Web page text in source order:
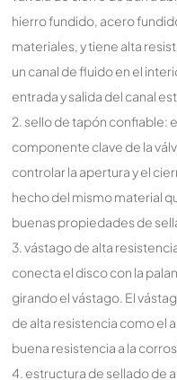
hierro fundido, acero
materiales, y tiene alta
un canal de fluido en el
entrada y salida del canal
2. sello de tapón confiable:
componente clave de la
controlar la apertura y el
hecho del mismo material
buenas propiedades de
3. vástago de alta
conecta el disco con la
girando el vástago. El
de alta resistencia como el
buena resistencia a la
4. estructura de sellado de